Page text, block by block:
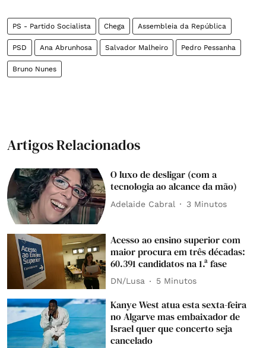
PS - Partido Socialista Chega Assembleia da República
PSD Ana Abrunhosa Salvador Malheiro Pedro Pessanha
Bruno Nunes
Artigos Relacionados
O luxo de desligar (com a
tecnologia ao alcance da mão)
Adelaide Cabral 3 Minutos
Acesso ao ensino superior com
maior procura em três décadas:
60.391 candidatos na 1.ª fase
DN/Lusa 5 Minutos
Kanye West atua esta sexta-feira
no Algarve mas embaixador de
Israel quer que concerto seja
cancelado